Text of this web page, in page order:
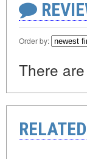
Order by:
There